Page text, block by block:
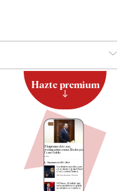
Hazte premium